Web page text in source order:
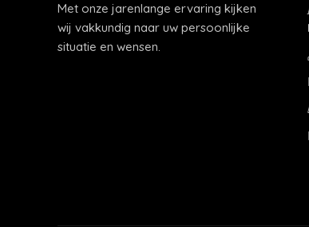
Met onze jarenlange ervaring kijken
wij vakkundig naar uw persoonlijke
situatie en wensen.